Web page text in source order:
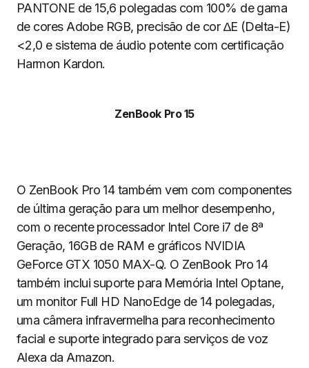
PANTONE de 15,6 polegadas com 100% de gama
de cores Adobe RGB, precisão de cor ∆E (Delta-E)
<2,0 e sistema de áudio potente com certificação
Harmon Kardon.
ZenBook Pro 15
O ZenBook Pro 14 também vem com componentes
de última geração para um melhor desempenho,
com o recente processador Intel Core i7 de 8ª
Geração, 16GB de RAM e gráficos NVIDIA
GeForce GTX 1050 MAX-Q. O ZenBook Pro 14
também inclui suporte para Memória Intel Optane,
um monitor Full HD NanoEdge de 14 polegadas,
uma câmera infravermelha para reconhecimento
facial e suporte integrado para serviços de voz
Alexa da Amazon.